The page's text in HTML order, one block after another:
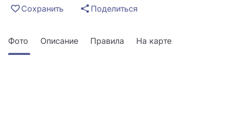
Сохранить Поделиться
Фото Описание Правила На карте